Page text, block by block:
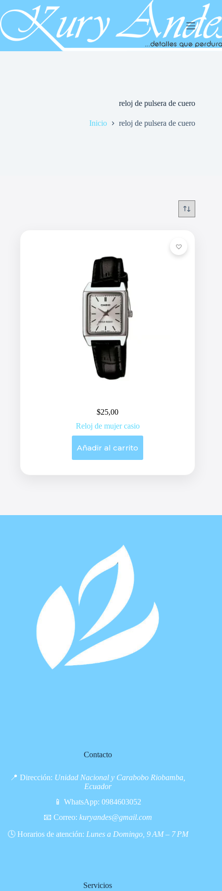
al
contenido
reloj de pulsera de cuero
Inicio reloj de pulsera de cuero
$25,00
Reloj de mujer casio
Añadir al carrito
Contacto
📍 Dirección: Unidad Nacional y Carabobo Riobamba,
Ecuador
📱 WhatsApp:0984603052
📧 Correo: kuryandes@gmail.com
🕓 Horarios de atención: Lunes a Domingo, 9 AM – 7 PM
Servicios